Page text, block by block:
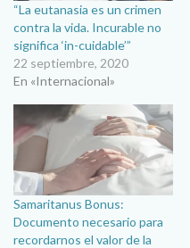
“La eutanasia es un crimen
contra la vida. Incurable no
significa ‘in-cuidable’”
22 septiembre, 2020
En «Internacional»
Samaritanus Bonus:
Documento necesario para
recordarnos el valor de la